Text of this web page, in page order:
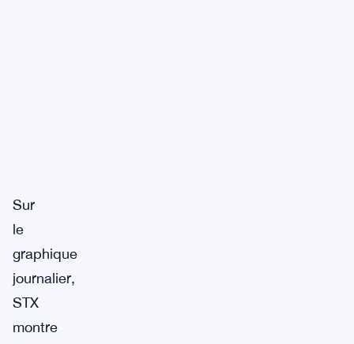
Sur
le
graphique
journalier,
STX
montre